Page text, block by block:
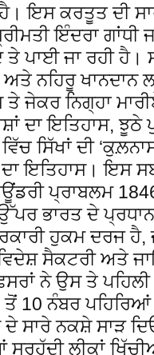
ਇਸ ਕਰਤੂਤ ਦੀ
ਇੰਦਰਾ ਗਾਂਧੀ
ਤੇ ਪਾਈ ਜਾ ਰਹੀ ਹੈ।
ਅਤੇ ਨਹਿਰੂ
ਜੇਕਰ ਨਿਗ੍ਹਾ ਮਾਰੀਏ
ਦਾ ਇਤਿਹਾਸ, ਝੂਠੇ
ਸਿੱਖਾਂ ਦੀ
ਇਤਿਹਾਸ। ਇਸ
ਪ੍ਰਾਬਲਮ
ਭਾਰਤ ਦੇ
ਹੁਕਮ ਦਰਜ
ਸੈਕਟਰੀ ਅਤੇ
ਨੇ ਉਸ ਤੇ
ਨੰਬਰ ਪਹਿਰਿਆਂ
ਸਾਰੇ ਨਕਸ਼ੇ ਸਾੜ
ਸਰਹੱਦੀ ਲੀਕਾਂ